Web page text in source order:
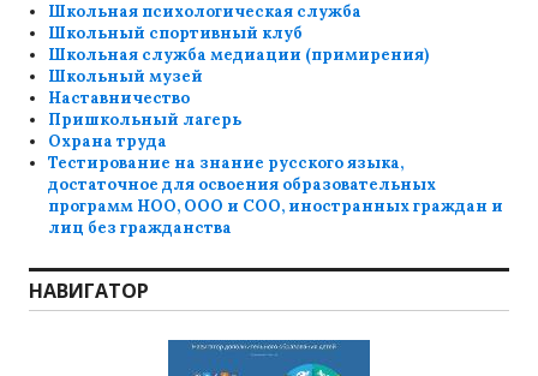
Школьная психологическая служба
Школьный спортивный клуб
Школьная служба медиации (примирения)
Школьный музей
Наставничество
Пришкольный лагерь
Охрана труда
Тестирование на знание русского языка,
достаточное для освоения образовательных
программ НОО, ООО и СОО, иностранных граждан и
лиц без гражданства
НАВИГАТОР